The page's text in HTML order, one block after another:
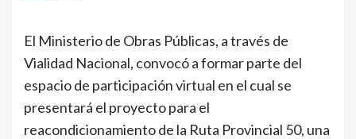
El Ministerio de Obras Públicas, a través de
Vialidad Nacional, convocó a formar parte del
espacio de participación virtual en el cual se
presentará el proyecto para el
reacondicionamiento de la Ruta Provincial 50, una